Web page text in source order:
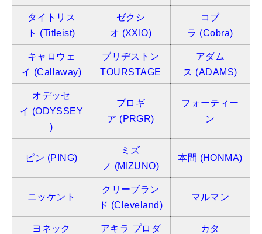
タイトリス
ト (Titleist)
ゼクシ
オ (XXIO)
コブ
ラ (Cobra)
キャロウェ
イ (Callaway)
ブリヂストン
TOURSTAGE
アダム
ス (ADAMS)
オデッセ
イ (ODYSSEY
)
プロギ
ア (PRGR)
フォーティー
ン
ピン (PING)
ミズ
ノ (MIZUNO)
本間 (HONMA)
ニッケント
クリーブラン
ド (Cleveland)
マルマン
ヨネック
アキラ プロダ
カタ